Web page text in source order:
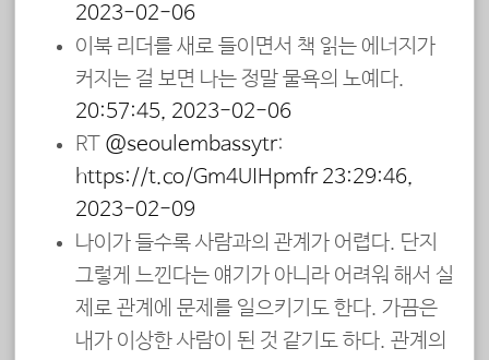
2023-02-06
이북 리더를 새로 들이면서 책 읽는 에너지가
커지는 걸 보면 나는 정말 물욕의 노예다.
20:57:45, 2023-02-06
RT @seoulembassytr:
https://t.co/Gm4UIHpmfr 23:29:46,
2023-02-09
나이가 들수록 사람과의 관계가 어렵다. 단지
그렇게 느낀다는 얘기가 아니라 어려워 해서 실
제로 관계에 문제를 일으키기도 한다. 가끔은
내가 이상한 사람이 된 것 같기도 하다. 관계의